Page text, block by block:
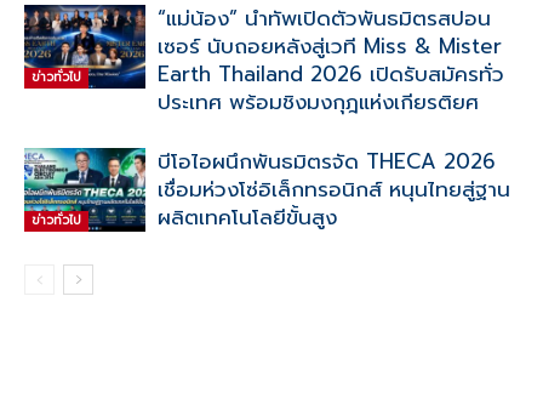
ข่าวทั่วไป
“แม่น้อง” นำทัพเปิดตัวพันธมิตรสปอน
เซอร์ นับถอยหลังสู่เวที Miss & Mister
Earth Thailand 2026 เปิดรับสมัครทั่ว
ประเทศ พร้อมชิงมงกุฎแห่งเกียรติยศ
ข่าวทั่วไป
บีโอไอผนึกพันธมิตรจัด THECA 2026
เชื่อมห่วงโซ่อิเล็กทรอนิกส์ หนุนไทยสู่ฐาน
ผลิตเทคโนโลยีขั้นสูง